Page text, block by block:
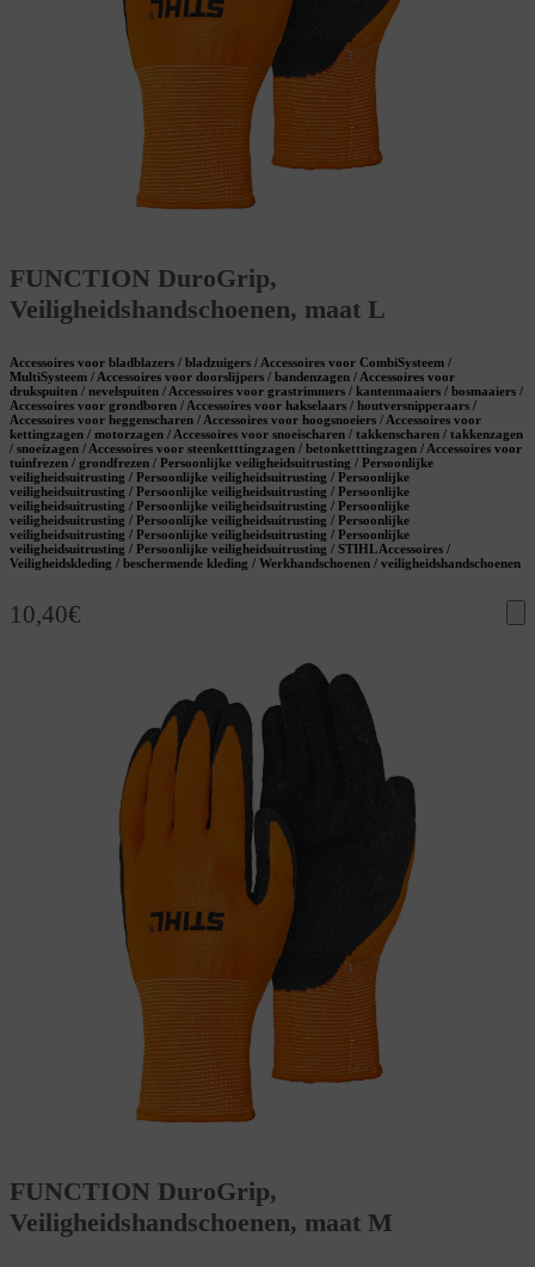
FUNCTION DuroGrip,
Veiligheidshandschoenen, maat L
Accessoires voor bladblazers / bladzuigers / Accessoires voor CombiSysteem /
MultiSysteem / Accessoires voor doorslijpers / bandenzagen / Accessoires voor
drukspuiten / nevelspuiten / Accessoires voor grastrimmers / kantenmaaiers / bosmaaiers /
Accessoires voor grondboren / Accessoires voor hakselaars / houtversnipperaars /
Accessoires voor heggenscharen / Accessoires voor hoogsnoeiers / Accessoires voor
kettingzagen / motorzagen / Accessoires voor snoeischaren / takkenscharen / takkenzagen
/ snoeizagen / Accessoires voor steenketttingzagen / betonketttingzagen / Accessoires voor
tuinfrezen / grondfrezen / Persoonlijke veiligheidsuitrusting / Persoonlijke
veiligheidsuitrusting / Persoonlijke veiligheidsuitrusting / Persoonlijke
veiligheidsuitrusting / Persoonlijke veiligheidsuitrusting / Persoonlijke
veiligheidsuitrusting / Persoonlijke veiligheidsuitrusting / Persoonlijke
veiligheidsuitrusting / Persoonlijke veiligheidsuitrusting / Persoonlijke
veiligheidsuitrusting / Persoonlijke veiligheidsuitrusting / Persoonlijke
veiligheidsuitrusting / Persoonlijke veiligheidsuitrusting / STIHL Accessoires /
Veiligheidskleding / beschermende kleding / Werkhandschoenen / veiligheidshandschoenen
10,40€
FUNCTION DuroGrip,
Veiligheidshandschoenen, maat M